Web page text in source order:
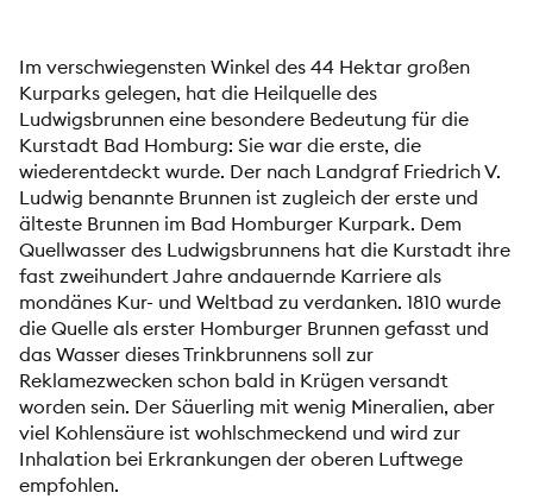
Im verschwiegensten Winkel des 44 Hektar großen
Kurparks gelegen, hat die Heilquelle des
Ludwigsbrunnen eine besondere Bedeutung für die
Kurstadt Bad Homburg: Sie war die erste, die
wiederentdeckt wurde. Der nach Landgraf Friedrich V.
Ludwig benannte Brunnen ist zugleich der erste und
älteste Brunnen im Bad Homburger Kurpark. Dem
Quellwasser des Ludwigsbrunnens hat die Kurstadt ihre
fast zweihundert Jahre andauernde Karriere als
mondänes Kur- und Weltbad zu verdanken. 1810 wurde
die Quelle als erster Homburger Brunnen gefasst und
das Wasser dieses Trinkbrunnens soll zur
Reklamezwecken schon bald in Krügen versandt
worden sein. Der Säuerling mit wenig Mineralien, aber
viel Kohlensäure ist wohlschmeckend und wird zur
Inhalation bei Erkrankungen der oberen Luftwege
empfohlen.